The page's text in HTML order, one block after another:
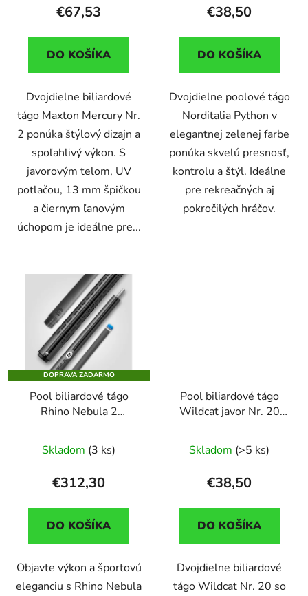
€67,53
DO KOŠÍKA
Dvojdielne biliardové
tágo Maxton Mercury Nr.
2 ponúka štýlový dizajn a
spoľahlivý výkon. S
javorovým telom, UV
potlačou, 13 mm špičkou
a čiernym ľanovým
úchopom je ideálne pre...
€38,50
DO KOŠÍKA
Dvojdielne poolové tágo
Norditalia Python v
elegantnej zelenej farbe
ponúka skvelú presnosť,
kontrolu a štýl. Ideálne
pre rekreačných aj
pokročilých hráčov.
DOPRAVA ZADARMO
Pool biliardové tágo
Rhino Nebula 2
dvojdielne s karbónovou
špicou
Skladom (3 ks)
€312,30
DO KOŠÍKA
Objavte výkon a športovú
eleganciu s Rhino Nebula
Pool biliardové tágo
Wildcat javor Nr. 20
Skladom (>5 ks)
€38,50
DO KOŠÍKA
Dvojdielne biliardové
tágo Wildcat Nr. 20 so